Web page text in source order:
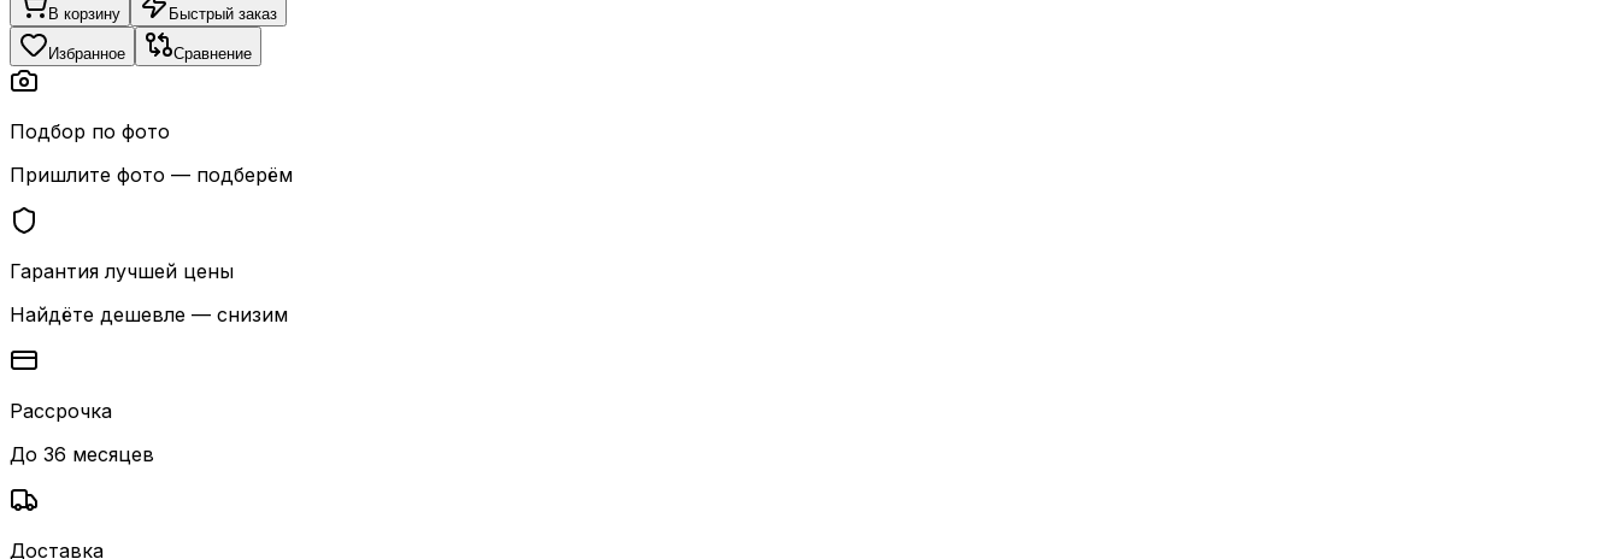
В корзину Быстрый заказ
Избранное Сравнение
Подбор по фото
Пришлите фото — подберём
Гарантия лучшей цены
Найдёте дешевле — снизим
Рассрочка
До 36 месяцев
Доставка